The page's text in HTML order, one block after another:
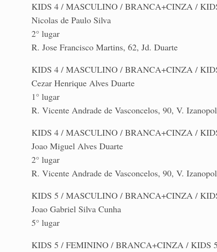
KIDS 4 / MASCULINO / BRANCA+CINZA /
Nicolas de Paulo Silva
2° lugar
R. Jose Francisco Martins, 62, Jd. Duarte
KIDS 4 / MASCULINO / BRANCA+CINZA /
Cezar Henrique Alves Duarte
1° lugar
R. Vicente Andrade de Vasconcelos, 90, V.
KIDS 4 / MASCULINO / BRANCA+CINZA /
Joao Miguel Alves Duarte
2° lugar
R. Vicente Andrade de Vasconcelos, 90, V.
KIDS 5 / MASCULINO / BRANCA+CINZA /
Joao Gabriel Silva Cunha
5° lugar
KIDS 5 / FEMININO / BRANCA+CINZA / KIDS